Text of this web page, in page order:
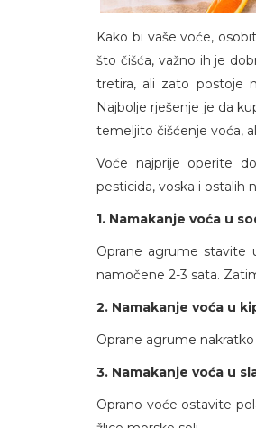
Kako bi vaše voće,
što čišća, važno ih je
tretira, ali zato postoje
Najbolje rješenje je da
temeljito čišćenje voća,
Voće najprije operite
pesticida, voska i ostalih
1. Namakanje voća u
Oprane agrume stavite
namočene 2-3 sata.
2. Namakanje voća u
Oprane agrume
3. Namakanje voća u
Oprano voće ostavite